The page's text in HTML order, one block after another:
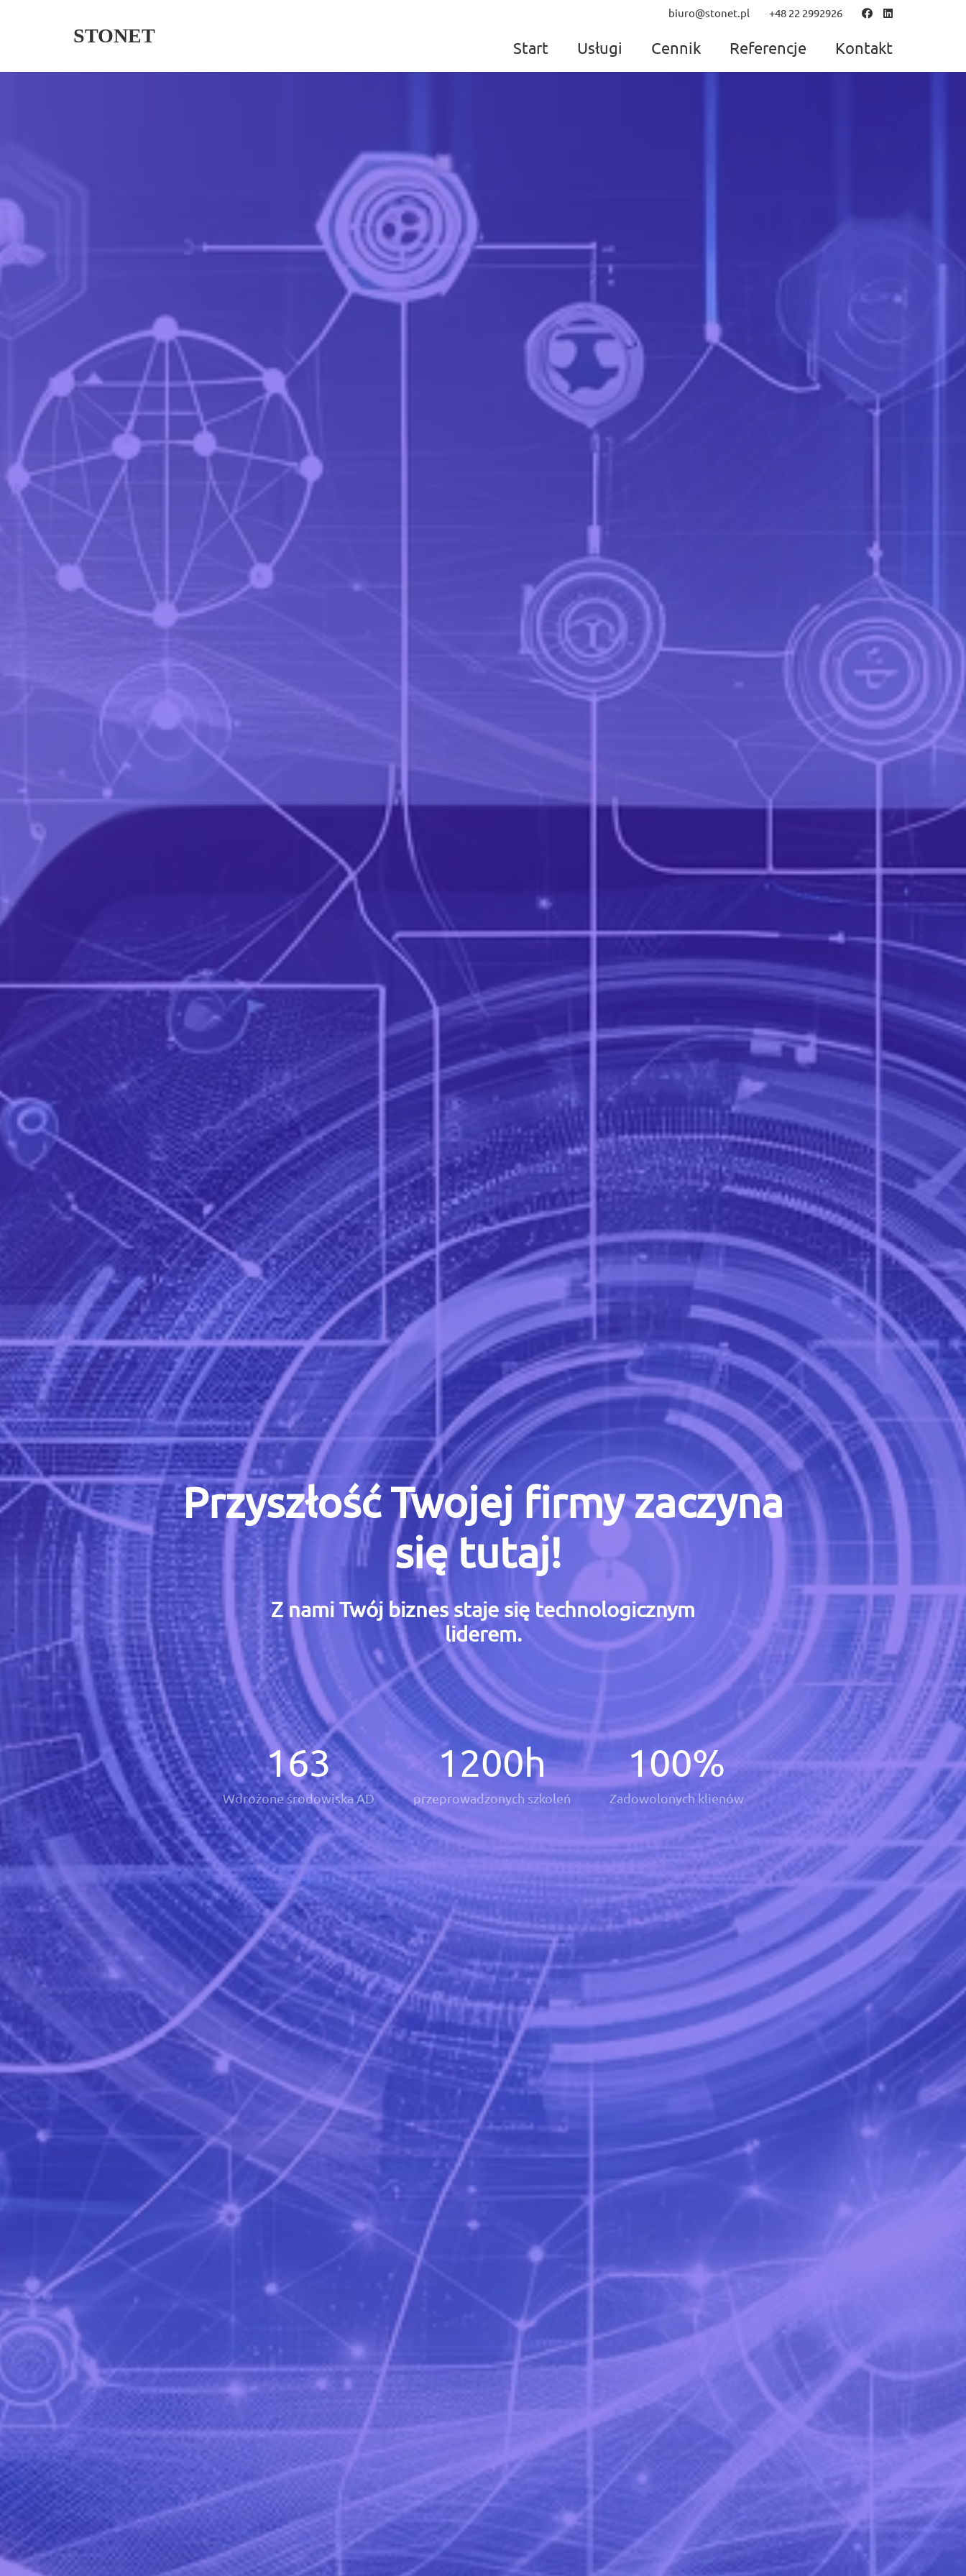
STONET
biuro@stonet.pl +48 22 2992926
Start Usługi Cennik Referencje Kontakt
Przyszłość Twojej firmy zaczyna
się tutaj!
Z nami Twój biznes staje się technologicznym
liderem.
163
Wdrożone środowiska AD
1200h
przeprowadzonych szkoleń
100%
Zadowolonych klienów